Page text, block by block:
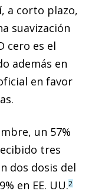
a corto plazo,
suavización
cero es el
además en
en favor
un 57%
tres
dos dosis del
en EE. UU.2